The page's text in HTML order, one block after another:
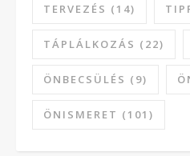
TERVEZÉS (14)
TÁPLÁLKOZÁS (22)
ÖNBECSÜLÉS (9)
ÖNISMERET (101)